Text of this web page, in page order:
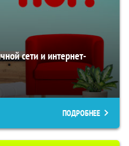
сети и интернет-
ПОДРОБНЕЕ